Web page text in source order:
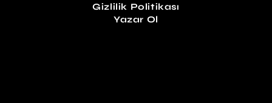
Gizlilik Politikası
Yazar Ol